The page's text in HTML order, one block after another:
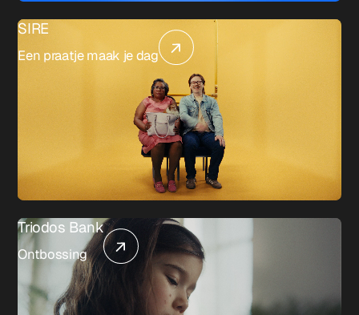
SIRE
Een praatje maak je dag
Triodos Bank
Ontbossing